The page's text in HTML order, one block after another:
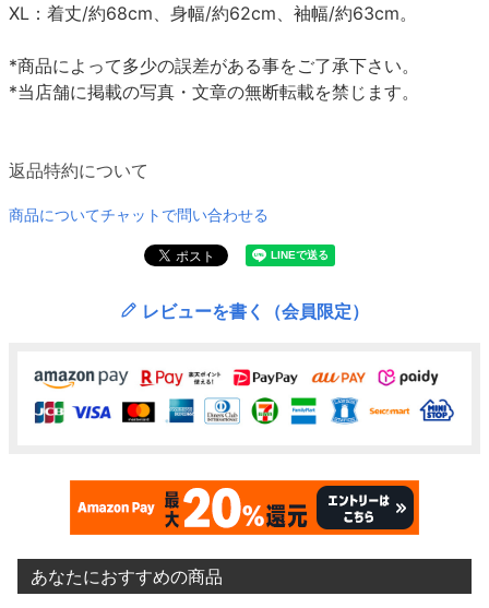
XL：着丈/約68cm、身幅/約62cm、袖幅/約63cm。
*商品によって多少の誤差がある事をご了承下さい。
*当店舗に掲載の写真・文章の無断転載を禁じます。
返品特約について
商品についてチャットで問い合わせる
レビューを書く（会員限定）
あなたにおすすめの商品